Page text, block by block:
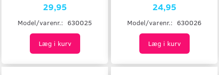
29,95
Model/varenr.: 630025
Læg i kurv
24,95
Model/varenr.: 630026
Læg i kurv